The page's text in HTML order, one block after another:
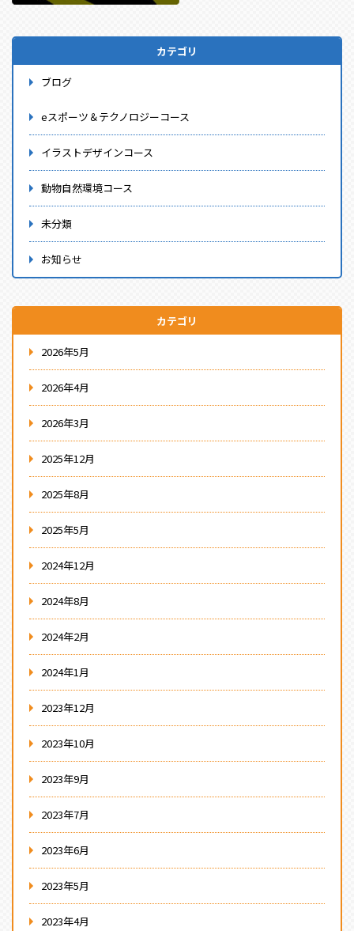
カテゴリ
ブログ
eスポーツ＆テクノロジーコース
イラストデザインコース
動物自然環境コース
未分類
お知らせ
カテゴリ
2026年5月
2026年4月
2026年3月
2025年12月
2025年8月
2025年5月
2024年12月
2024年8月
2024年2月
2024年1月
2023年12月
2023年10月
2023年9月
2023年7月
2023年6月
2023年5月
2023年4月